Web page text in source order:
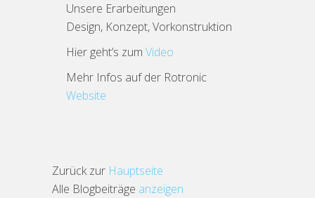
Unsere Erarbeitungen
Design, Konzept, Vorkonstruktion
Hier geht’s zum Video
Mehr Infos auf der Rotronic
Website
Zurück zur Hauptseite
Alle Blogbeiträge anzeigen